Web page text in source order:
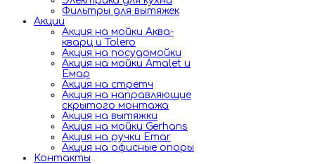
Фильтры для вытяжек
Акции
Акция на мойки Аква-
кварц и Tolero
Акция на посудомойки
Акция на мойки Amalet и
Емар
Акция на стретч
Акция на направляющие
скрытого монтажа
Акция на вытяжки
Акция на мойки Gerhans
Акция на ручки Emar
Акция на офисные опоры
Контакты